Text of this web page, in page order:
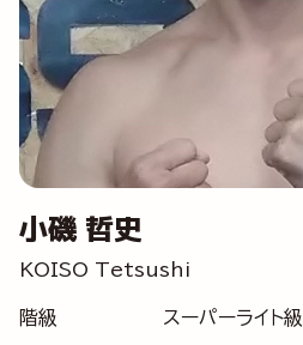
小磯 哲史
KOISO Tetsushi
階級
スーパーライト級